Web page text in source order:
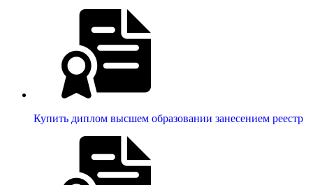
Купить диплом высшем образовании занесением реестр